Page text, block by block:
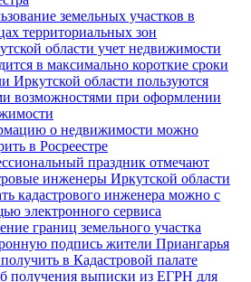
земельных участков в
территориальных зон
области учет недвижимости
в максимально короткие сроки
Иркутской области пользуются
возможностями при оформлении
о недвижимости можно
в Росреестре
праздник отмечают
инженеры Иркутской области
кадастрового инженера можно с
электронного сервиса
границ земельного участка
подпись жители Приангарья
в Кадастровой палате
получения выписки из ЕГРН для